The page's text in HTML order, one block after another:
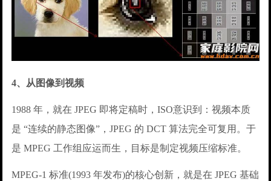
4、从图像到视频
1988 年，就在 JPEG 即将定稿时，ISO意识到：视频本质
是 “连续的静态图像”，JPEG 的 DCT 算法完全可复用。于
是 MPEG 工作组应运而生，目标是制定视频压缩标准。
MPEG-1 标准(1993 年发布)的核心创新，就是在 JPEG 基础